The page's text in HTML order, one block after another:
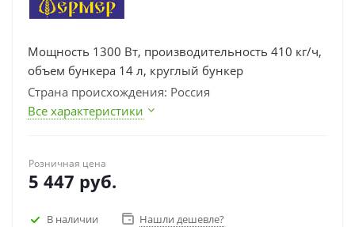
Мощность 1300 Вт, производительность 410 кг/ч,
объем бункера 14 л, круглый бункер
Страна происхождения: Россия
Все характеристики
Розничная цена
5 447 руб.
В наличии Нашли дешевле?